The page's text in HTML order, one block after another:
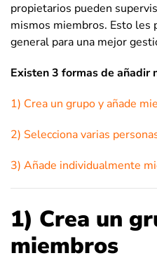
propietarios pueden
mismos miembros. Esto les
general para una mejor
Existen 3 formas de añadir
1) Crea un grupo y añade
2) Selecciona varias
3) Añade individualmente
1) Crea un
miembros